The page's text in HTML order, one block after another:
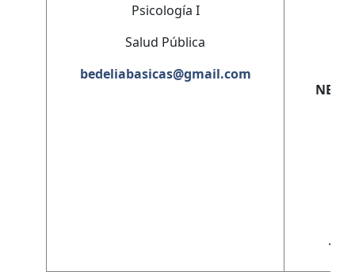
Psicología I
Salud Pública
bedeliabasicas@gmail.com